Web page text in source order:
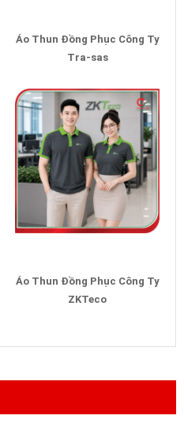
Áo Thun Đồng Phục Công Ty
Tra-sas
Áo Thun Đồng Phục Công Ty
ZKTeco